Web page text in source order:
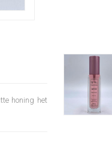
honing het